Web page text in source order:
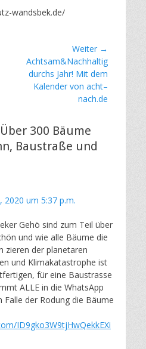
wandsbek.de/
Weiter →
Nächster
Beitrag:
Achtsam&Nachhaltig
durchs Jahr! Mit dem
Kalender von acht–
nach.de
300 Bäume
Baustraße und
2020 um 5:37 p.m.
Gehö sind zum Teil über
und wie alle Bäume die
zieren der planetaren
und Klimakatastrophe ist
für eine Baustrasse
ALLE in die WhatsApp
der Rodung die Bäume
ID9gko3W9tjHwQekkEXi